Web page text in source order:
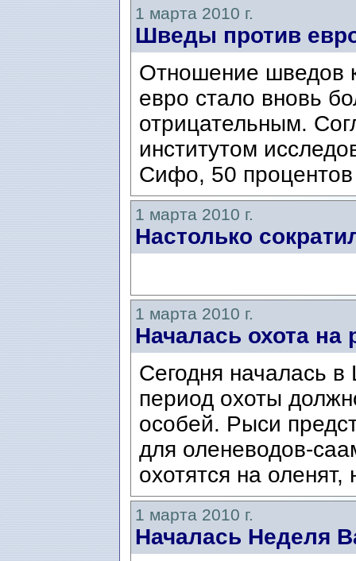
1 марта 2010 г.
Шведы против
Отношение шведов
евро стало вновь
отрицательным.
институтом
Сифо, 50
1 марта 2010 г.
Настолько
1 марта 2010 г.
Началась охота на
Сегодня началась
период охоты
особей. Рыси
для оленеводов-
охотятся на
1 марта 2010 г.
Началась Неделя